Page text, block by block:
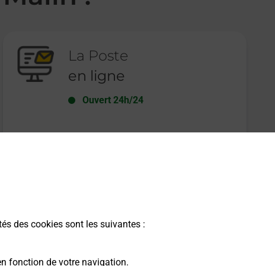
des cookies sont les suivantes :
fonction de votre navigation.
La Poste
en ligne
Ouvert 24h/24